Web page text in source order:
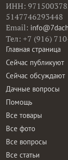
ИНН:
5147746293448
Email:
Тел: +7 (916)
Главная страница
Сейчас публикуют
Сейчас обсуждают
Дачные вопросы
Помощь
Все товары
Все фото
Все вопросы
Все статьи